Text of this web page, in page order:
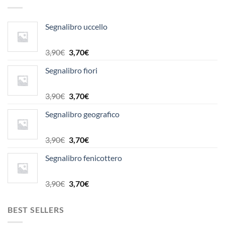
Segnalibro uccello
3,90€ Il
originale
3,90€.
3,70€Il
attuale
3,70€.
Segnalibro fiori
3,90€ Il
originale
3,90€.
3,70€Il
attuale
3,70€.
Segnalibro geografico
3,90€ Il
originale
3,90€.
3,70€Il
attuale
3,70€.
Segnalibro fenicottero
3,90€ Il
3,70€Il
BEST SELLERS